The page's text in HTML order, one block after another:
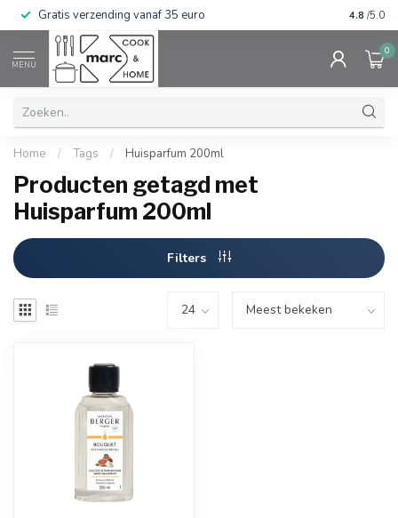
Gratis verzending vanaf 35 euro 4.8 /5.0
MENU
0
Home / Tags / Huisparfum 200ml
Producten getagd met
Huisparfum 200ml
Filters